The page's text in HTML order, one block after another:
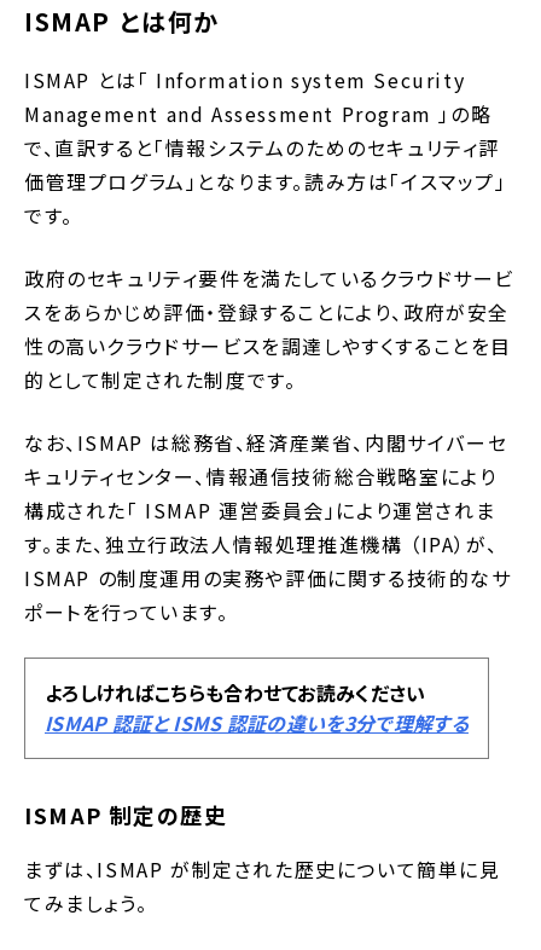
ISMAP とは何か
ISMAP とは「 Information system Security
Management and Assessment Program 」の略
で、直訳すると「情報システムのためのセキュリティ評
価管理プログラム」となります。読み方は「イスマップ」
です。
政府のセキュリティ要件を満たしているクラウドサービ
スをあらかじめ評価・登録することにより、政府が安全
性の高いクラウドサービスを調達しやすくすることを目
的として制定された制度です。
なお、ISMAP は総務省、経済産業省、内閣サイバーセ
キュリティセンター、情報通信技術総合戦略室により
構成された「 ISMAP 運営委員会」により運営されま
す。また、独立行政法人情報処理推進機構 （IPA）が、
ISMAP の制度運用の実務や評価に関する技術的なサ
ポートを行っています。
よろしければこちらも合わせてお読みください
ISMAP 認証と ISMS 認証の違いを3分で理解する
ISMAP 制定の歴史
まずは、ISMAP が制定された歴史について簡単に見
てみましょう。